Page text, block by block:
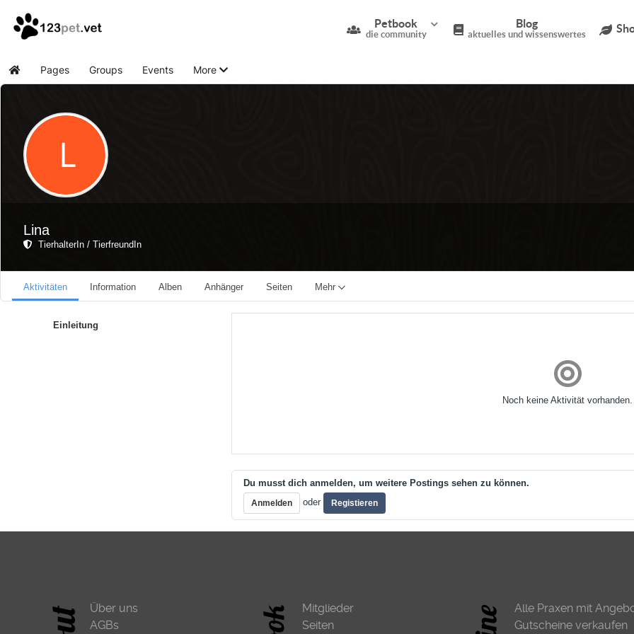
Petbook
die community
Blog
aktuelles und wissenswertes
Home Pages Groups Events More
Lina
TierhalterIn / TierfreundIn
Aktivitäten Information Alben Anhänger Seiten Mehr
Einleitung
Noch keine Aktivität vorhanden.
Du musst dich anmelden, um weitere Postings sehen zu können.
Anmelden oder Registieren
Über uns
AGBs
Mitglieder
Seiten
Alle Praxen mit
Gutscheine verkaufen